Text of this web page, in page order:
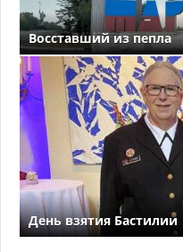
Восставший из пепла
День взятия Бастилии